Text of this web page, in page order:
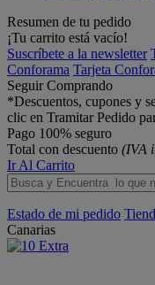
Resumen de tu pedido
¡Tu carrito está vacío!
Suscríbete a la newsletter
Conforama Tarjeta
Seguir Comprando
*Descuentos, cupones y
clic en Tramitar Pedido
Pago 100% seguro
Total con descuento (IVA
Ir Al Carrito
Estado de mi pedido
Canarias